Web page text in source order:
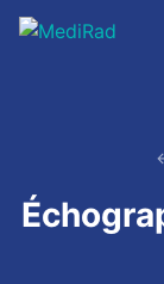
Passer
au